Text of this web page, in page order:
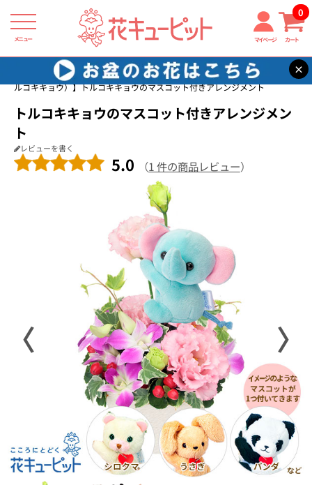
メニュー マイページ カート
0
×
花キューピット 8月の誕生花（トルコキキョウ）
【8月の誕生花（ト
ルコキキョウ）】トルコキキョウのマスコット付きアレンジメント
トルコキキョウのマスコット付きアレンジメン
ト
レビューを書く
5.0 （1 件の商品レビュー）
〈 〉